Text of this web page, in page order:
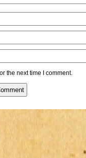
the next time I comment.